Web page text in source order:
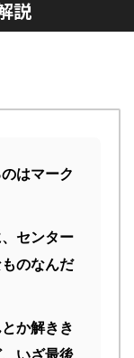
説
はマーク
センター
のなんだ
か解きき
いざ最後